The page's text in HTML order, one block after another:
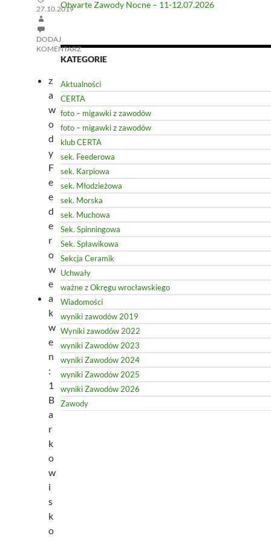
27.10.2019
DODAJ
KOMENTARZ
z
a
w
o
d
y
F
e
e
d
e
r
o
w
e
a
k
w
e
n
:
1
B
a
r
k
o
w
i
s
k
o
Otwarte Zawody Nocne – 11-12.07.2026
KATEGORIE
Aktualności
CERTA
foto – migawki z zawodów
foto – migawki z zawodów
klub CERTA
sek. Feederowa
sek. Karpiowa
sek. Młodzieżowa
sek. Morska
sek. Muchowa
Sek. Spinningowa
Sek. Spławikowa
Sekcja Ceramik
Uchwały
ważne z Okręgu wrocławskiego
Wiadomości
wyniki zawodów 2019
Wyniki zawodów 2022
wyniki Zawodów 2023
wyniki Zawodów 2024
wyniki Zawodów 2025
wyniki Zawodów 2026
Zawody